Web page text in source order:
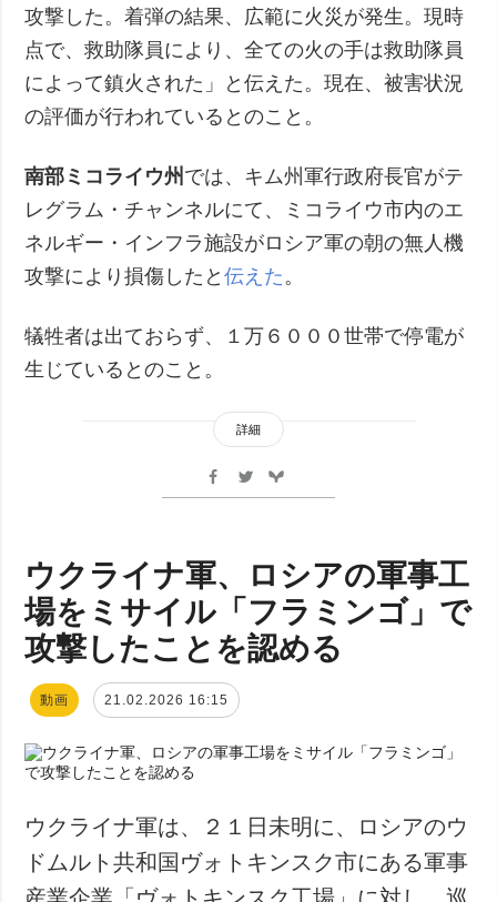
攻撃した。着弾の結果、広範に火災が発生。現時
点で、救助隊員により、全ての火の手は救助隊員
によって鎮火された」と伝えた。現在、被害状況
の評価が行われているとのこと。
南部ミコライウ州 では、キム州軍行政府長官がテ
レグラム・チャンネルにて、ミコライウ市内のエ
ネルギー・インフラ施設がロシア軍の朝の無人機
攻撃により損傷したと伝えた 。
犠牲者は出ておらず、１万６０００世帯で停電が
生じているとのこと。
詳細
ウクライナ軍、ロシアの軍事工
場をミサイル「フラミンゴ」で
攻撃したことを認める
動画 21.02.2026 16:15
ウクライナ軍は、２１日未明に、ロシアのウ
ドムルト共和国ヴォトキンスク市にある軍事